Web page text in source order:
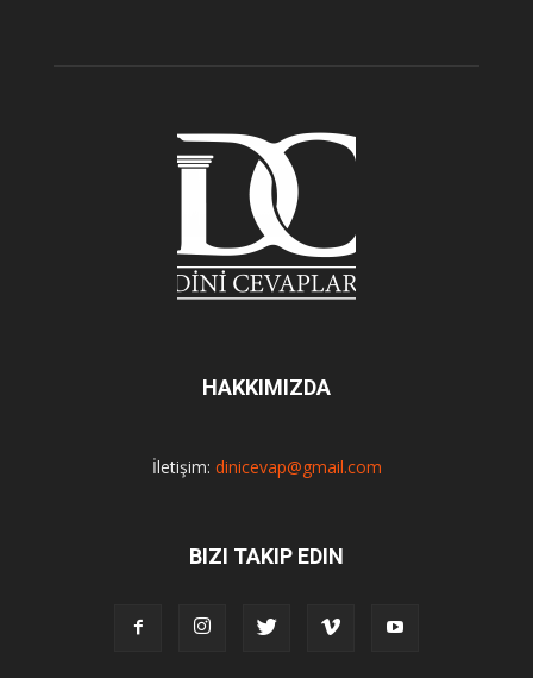
HAKKIMIZDA
İletişim: dinicevap@gmail.com
BIZI TAKIP EDIN